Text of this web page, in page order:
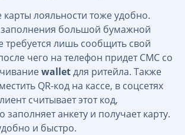
карты лояльности тоже удобно.
большой бумажной
требуется лишь сообщить свой
чего на телефон придет СМС со
walletдля ритейла. Также
QR-код на кассе, в соцсетях
считывает этот код,
заполняет анкету и получает карту.
и быстро.